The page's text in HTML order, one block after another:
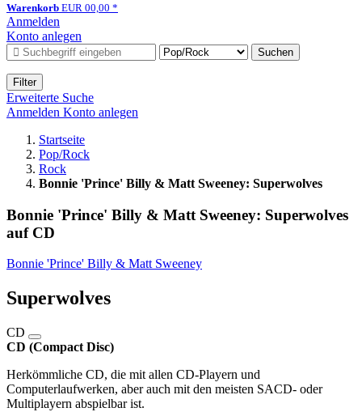
Warenkorb EUR 00,00 *
Anmelden
Konto anlegen
Suchen
Filter
Erweiterte Suche
Anmelden Konto anlegen
Startseite
Pop/Rock
Rock
Bonnie 'Prince' Billy & Matt Sweeney: Superwolves
Bonnie 'Prince' Billy & Matt Sweeney: Superwolves
auf CD
Bonnie 'Prince' Billy & Matt Sweeney
Superwolves
CD
CD (Compact Disc)
Herkömmliche CD, die mit allen CD-Playern und
Computerlaufwerken, aber auch mit den meisten SACD- oder
Multiplayern abspielbar ist.